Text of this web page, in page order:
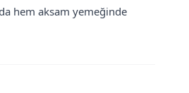
hem aksam yemeğinde